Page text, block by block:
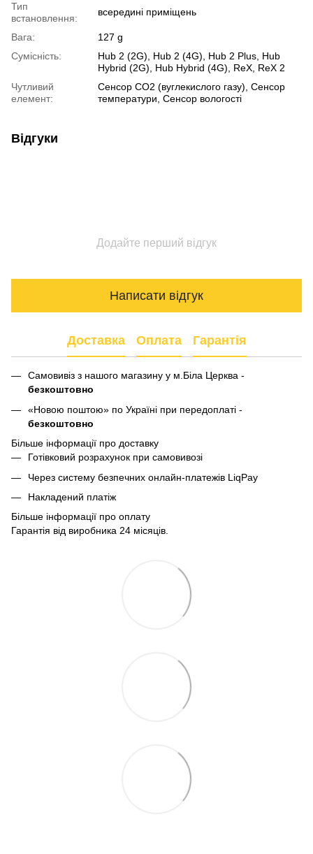
Тип
встановлення:
всередині приміщень
Вага:
127 g
Сумісність:
Hub 2 (2G), Hub 2 (4G), Hub 2 Plus, Hub
Hybrid (2G), Hub Hybrid (4G), ReX, ReX 2
Чутливий
елемент:
Сенсор CO2 (вуглекислого газу), Сенсор
температури, Сенсор вологості
Відгуки
Додайте перший відгук
Написати відгук
Доставка Оплата Гарантія
Самовивіз з нашого магазину у м.Біла Церква -
безкоштовно
«Новою поштою» по Україні при передоплаті -
безкоштовно
Більше інформації про доставку
Готівковий розрахунок при самовивозі
Через систему безпечних онлайн-платежів LiqPay
Накладений платіж
Більше інформації про оплату
Гарантія від виробника 24 місяців.